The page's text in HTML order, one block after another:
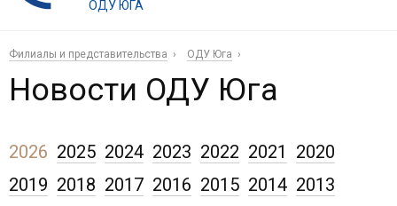
ОДУ ЮГА
Филиалы и представительства ОДУ Юга
Новости ОДУ Юга
2026 2025 2024 2023 2022 2021
2020
2019 2018 2017 2016 2015 2014 2013